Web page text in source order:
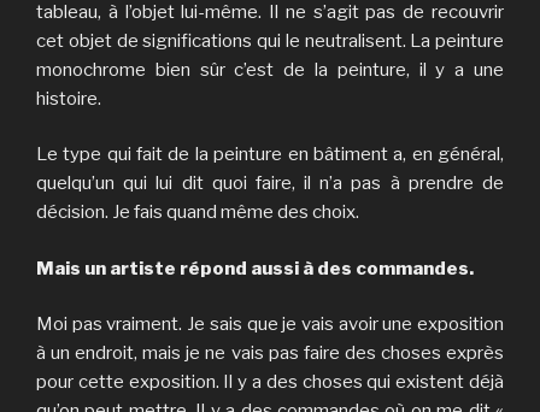
tableau, à l’objet lui-même. Il ne s’agit pas de recouvrir
cet objet de significations qui le neutralisent. La peinture
monochrome bien sûr c’est de la peinture, il y a une
histoire.
Le type qui fait de la peinture en bâtiment a, en général,
quelqu’un qui lui dit quoi faire, il n’a pas à prendre de
décision. Je fais quand même des choix.
Mais un artiste répond aussi à des commandes.
Moi pas vraiment. Je sais que je vais avoir une exposition
à un endroit, mais je ne vais pas faire des choses exprès
pour cette exposition. Il y a des choses qui existent déjà